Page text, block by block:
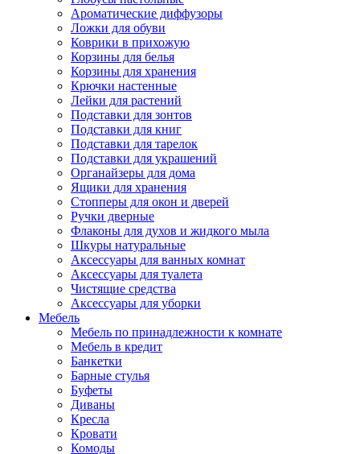
Ароматические диффузоры
Ложки для обуви
Коврики в прихожую
Корзины для белья
Корзины для хранения
Крючки настенные
Лейки для растений
Подставки для зонтов
Подставки для книг
Подставки для тарелок
Подставки для украшений
Органайзеры для дома
Ящики для хранения
Стопперы для окон и дверей
Ручки дверные
Флаконы для духов и жидкого мыла
Шкуры натуральные
Аксессуары для ванных комнат
Аксессуары для туалета
Чистящие средства
Аксессуары для уборки
Мебель
Мебель по принадлежности к комнате
Мебель в кредит
Банкетки
Барные стулья
Буфеты
Диваны
Кресла
Кровати
Комоды